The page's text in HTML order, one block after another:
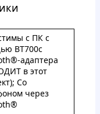
с ПК с
BT700c
адаптера
в этот
Со
через